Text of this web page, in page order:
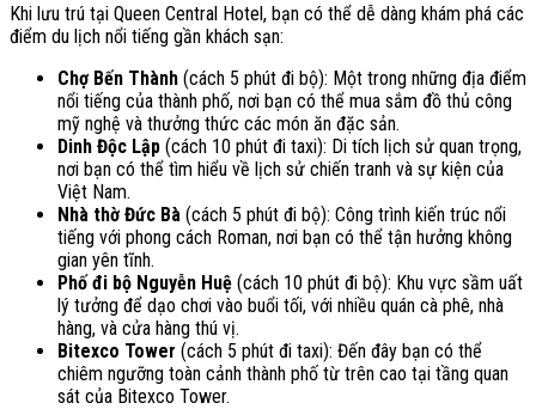
Khi lưu trú tại Queen Central Hotel, bạn có thể dễ dàng khám phá các
điểm du lịch nổi tiếng gần khách sạn:
Chợ Bến Thành (cách 5 phút đi bộ): Một trong những địa điểm
nổi tiếng của thành phố, nơi bạn có thể mua sắm đồ thủ công
mỹ nghệ và thưởng thức các món ăn đặc sản.
Dinh Độc Lập (cách 10 phút đi taxi): Di tích lịch sử quan trọng,
nơi bạn có thể tìm hiểu về lịch sử chiến tranh và sự kiện của
Việt Nam.
Nhà thờ Đức Bà (cách 5 phút đi bộ): Công trình kiến trúc nổi
tiếng với phong cách Roman, nơi bạn có thể tận hưởng không
gian yên tĩnh.
Phố đi bộ Nguyễn Huệ (cách 10 phút đi bộ): Khu vực sầm uất
lý tưởng để dạo chơi vào buổi tối, với nhiều quán cà phê, nhà
hàng, và cửa hàng thú vị.
Bitexco Tower (cách 5 phút đi taxi): Đến đây bạn có thể
chiêm ngưỡng toàn cảnh thành phố từ trên cao tại tầng quan
sát của Bitexco Tower.